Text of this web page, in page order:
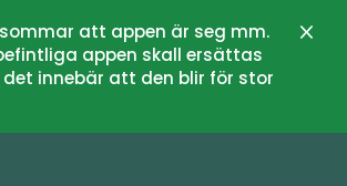
att appen är seg mm.
appen skall ersättas
innebär att den blir för stor